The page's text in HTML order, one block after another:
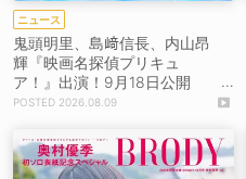
ニュース
鬼頭明里、島﨑信長、内山昂
輝『映画名探偵プリキュ
ア！』出演！9月18日公開
【コメントあり】
2026.08.09